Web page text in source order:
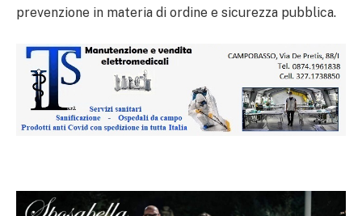
prevenzione in materia di ordine e sicurezza pubblica.